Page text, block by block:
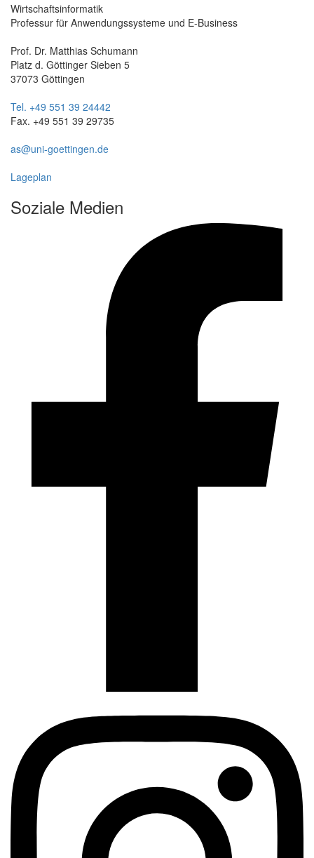
Wirtschaftsinformatik
Professur für Anwendungssysteme und E-Business
Prof. Dr. Matthias Schumann
Platz d. Göttinger Sieben 5
37073 Göttingen
Tel. +49 551 39 24442
Fax. +49 551 39 29735
as@uni-goettingen.de
Lageplan
Soziale Medien